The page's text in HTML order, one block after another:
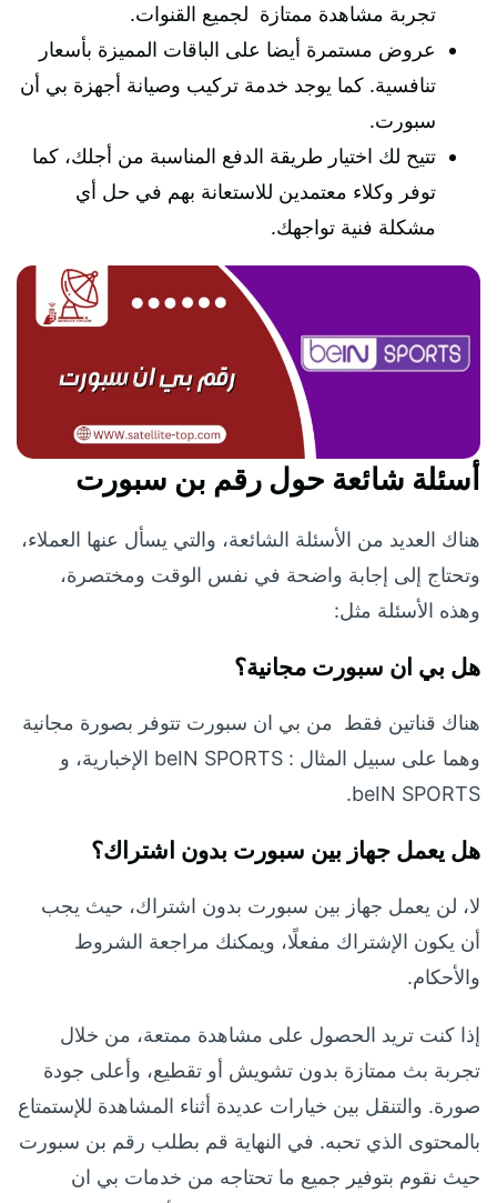
تجربة مشاهدة ممتازة لجميع القنوات.
عروض مستمرة أيضا على الباقات المميزة بأسعار
تنافسية. كما يوجد خدمة تركيب وصيانة أجهزة بي أن
سبورت.
تتيح لك اختيار طريقة الدفع المناسبة من أجلك، كما
توفر وكلاء معتمدين للاستعانة بهم في حل أي
مشكلة فنية تواجهك.
أسئلة شائعة حول رقم بن سبورت
هناك العديد من الأسئلة الشائعة، والتي يسأل عنها العملاء،
وتحتاج إلى إجابة واضحة في نفس الوقت ومختصرة،
وهذه الأسئلة مثل:
هل بي ان سبورت مجانية؟
هناك قناتين فقط من بي ان سبورت تتوفر بصورة مجانية
وهما على سبيل المثال : beIN SPORTS الإخبارية، و
beIN SPORTS.
هل يعمل جهاز بين سبورت بدون اشتراك؟
لا، لن يعمل جهاز بين سبورت بدون اشتراك، حيث يجب
أن يكون الإشتراك مفعلًا، ويمكنك مراجعة الشروط
والأحكام.
إذا كنت تريد الحصول على مشاهدة ممتعة، من خلال
تجربة بث ممتازة بدون تشويش أو تقطيع، وأعلى جودة
صورة. والتنقل بين خيارات عديدة أثناء المشاهدة للإستمتاع
بالمحتوى الذي تحبه. في النهاية قم بطلب رقم بن سبورت
حيث نقوم بتوفير جميع ما تحتاجه من خدمات بي ان